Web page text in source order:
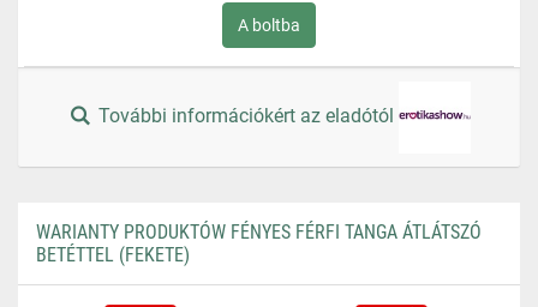
A boltba
További információkért az eladótól
WARIANTY PRODUKTÓW FÉNYES FÉRFI TANGA ÁTLÁTSZÓ
BETÉTTEL (FEKETE)